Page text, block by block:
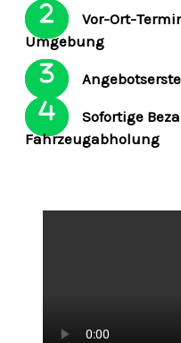
Vor-Ort-
Umgebung
Sofortige
Fahrzeugabholung